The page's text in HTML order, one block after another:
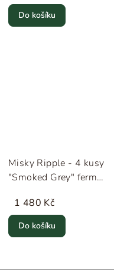
Do košíku
Misky Ripple - 4 kusy
"Smoked Grey" ferm
1 480 Kč
Do košíku